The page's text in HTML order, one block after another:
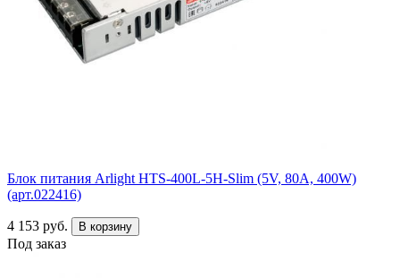
Блок питания Arlight HTS-400L-5H-Slim (5V, 80A, 400W)
(арт.022416)
4 153 руб. В корзину
Под заказ